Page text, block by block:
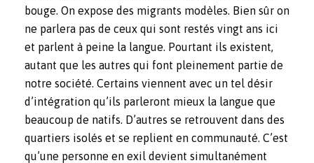
bouge. On expose des migrants modèles. Bien sûr on
ne parlera pas de ceux qui sont restés vingt ans ici
et parlent à peine la langue. Pourtant ils existent,
autant que les autres qui font pleinement partie de
notre société. Certains viennent avec un tel désir
d’intégration qu’ils parleront mieux la langue que
beaucoup de natifs. D’autres se retrouvent dans des
quartiers isolés et se replient en communauté. C’est
qu’une personne en exil devient simultanément